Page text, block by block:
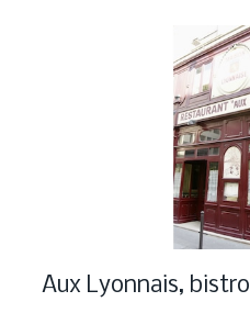
Aux Lyonnais,